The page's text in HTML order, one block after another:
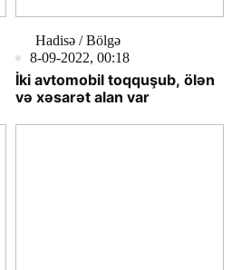
Hadisə / Bölgə
8-09-2022, 00:18
İki avtomobil toqquşub, ölən
və xəsarət alan var